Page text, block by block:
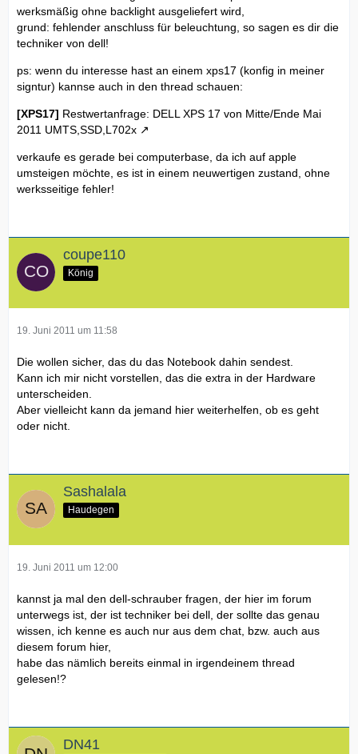
werksmäßig ohne backlight ausgeliefert wird,
grund: fehlender anschluss für beleuchtung, so sagen es dir die
techniker von dell!
ps: wenn du interesse hast an einem xps17 (konfig in meiner
signtur) kannse auch in den thread schauen:
[XPS17] Restwertanfrage: DELL XPS 17 von Mitte/Ende Mai
2011 UMTS,SSD,L702x
verkaufe es gerade bei computerbase, da ich auf apple
umsteigen möchte, es ist in einem neuwertigen zustand, ohne
werksseitige fehler!
coupe110
König
19. Juni 2011 um 11:58
Die wollen sicher, das du das Notebook dahin sendest.
Kann ich mir nicht vorstellen, das die extra in der Hardware
unterscheiden.
Aber vielleicht kann da jemand hier weiterhelfen, ob es geht
oder nicht.
Sashalala
Haudegen
19. Juni 2011 um 12:00
kannst ja mal den dell-schrauber fragen, der hier im forum
unterwegs ist, der ist techniker bei dell, der sollte das genau
wissen, ich kenne es auch nur aus dem chat, bzw. auch aus
diesem forum hier,
habe das nämlich bereits einmal in irgendeinem thread
gelesen!?
DN41